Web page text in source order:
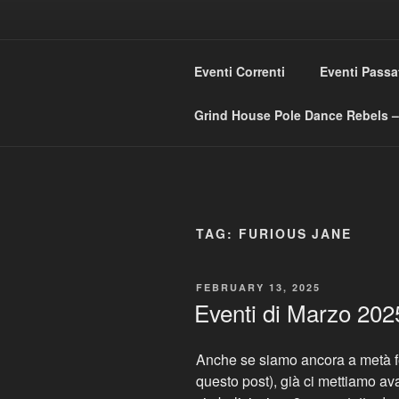
GRIND
Eventi Correnti Eventi
Grind House Pole Dance Rebels
TAG: FURIOUS JANE
POSTED
FEBRUARY 13, 2025
Eventi di Marzo
Anche se siamo ancora a
questo post), già ci mettiamo